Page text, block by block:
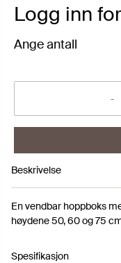
Logg inn
Ange antall
Beskrivelse
En vendbar hoppboks
høydene 50, 60 og 75
Spesifikasjon